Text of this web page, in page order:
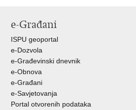
FacebookuTwitteru
e-Građani
ISPU geoportal
e-Dozvola
e-Građevinski dnevnik
e-Obnova
e-Građani
e-Savjetovanja
Portal otvorenih podataka